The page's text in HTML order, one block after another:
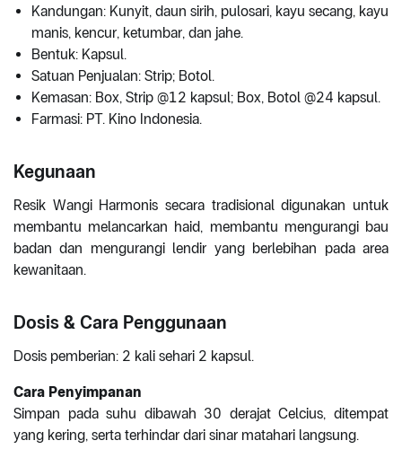
Kandungan: Kunyit, daun sirih, pulosari, kayu secang, kayu
manis, kencur, ketumbar, dan jahe.
Bentuk: Kapsul.
Satuan Penjualan: Strip; Botol.
Kemasan: Box, Strip @12 kapsul; Box, Botol @24 kapsul.
Farmasi: PT. Kino Indonesia.
Kegunaan
Resik Wangi Harmonis secara tradisional digunakan untuk
membantu melancarkan haid, membantu mengurangi bau
badan dan mengurangi lendir yang berlebihan pada area
kewanitaan.
Dosis & Cara Penggunaan
Dosis pemberian: 2 kali sehari 2 kapsul.
Cara Penyimpanan
Simpan pada suhu dibawah 30 derajat Celcius, ditempat
yang kering, serta terhindar dari sinar matahari langsung.